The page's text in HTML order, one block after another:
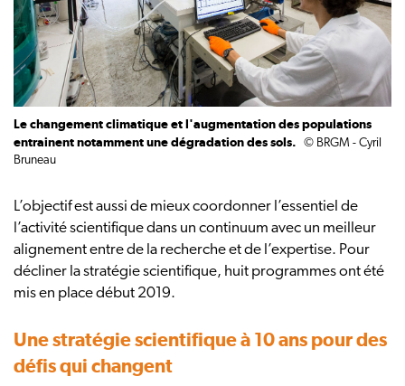
Le changement climatique et l'augmentation des populations
entrainent notamment une dégradation des sols.
© BRGM - Cyril
Bruneau
L’objectif est aussi de mieux coordonner l’essentiel de
l’activité scientifique dans un continuum avec un meilleur
alignement entre de la recherche et de l’expertise. Pour
décliner la stratégie scientifique, huit programmes ont été
mis en place début 2019.
Une stratégie scientifique à 10 ans pour des
défis qui changent